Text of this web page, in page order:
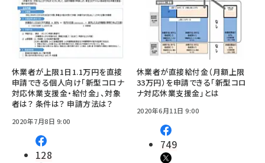
休業者が上限1日1.1万円を直接
申請できる個人向け「新型コロナ
対応休業支援金・給付金」、対象
者は？ 条件は？ 申請方法は？
2020年7月8日 9:00
128
休業者が直接給付金（月額上限
33万円）を申請できる「新型コロ
ナ対応休業支援金」とは
2020年6月11日 9:00
749